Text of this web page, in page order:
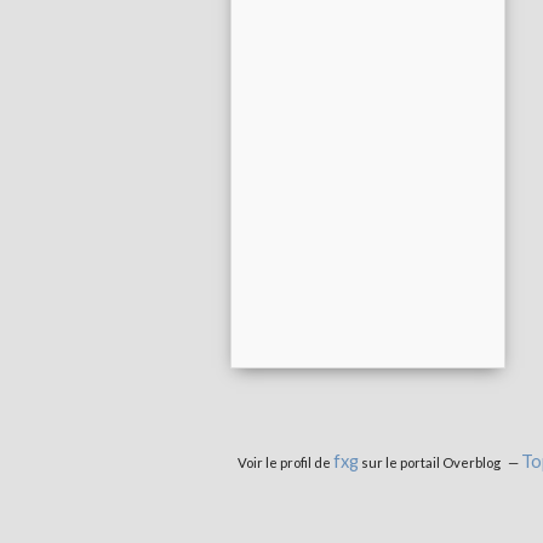
Voir le profil de fxgsur le portail Overblog